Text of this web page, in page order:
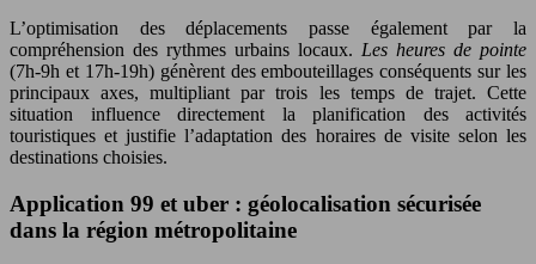
L’optimisation des déplacements passe également par la
compréhension des rythmes urbains locaux. Les heures de pointe
(7h-9h et 17h-19h) génèrent des embouteillages conséquents sur les
principaux axes, multipliant par trois les temps de trajet. Cette
situation influence directement la planification des activités
touristiques et justifie l’adaptation des horaires de visite selon les
destinations choisies.
Application 99 et uber : géolocalisation sécurisée
dans la région métropolitaine